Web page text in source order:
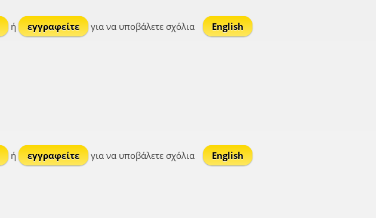
ή εγγραφείτε για να υποβάλετε σχόλια English
ή εγγραφείτε για να υποβάλετε σχόλια English